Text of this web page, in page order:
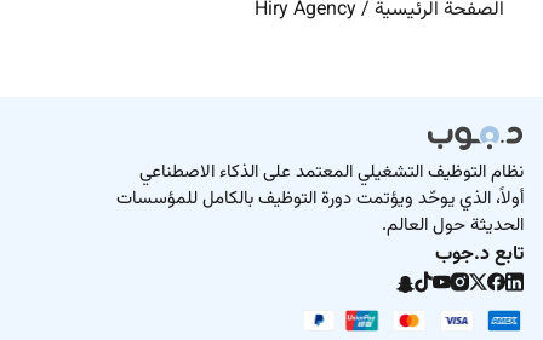
الصفحة الرئيسية /
Hiry Agency
نظام التوظيف التشغيلي المعتمد على الذكاء الاصطناعي
أولاً، الذي يوحّد ويؤتمت دورة التوظيف بالكامل للمؤسسات
الحديثة حول العالم.
تابع د.جوب